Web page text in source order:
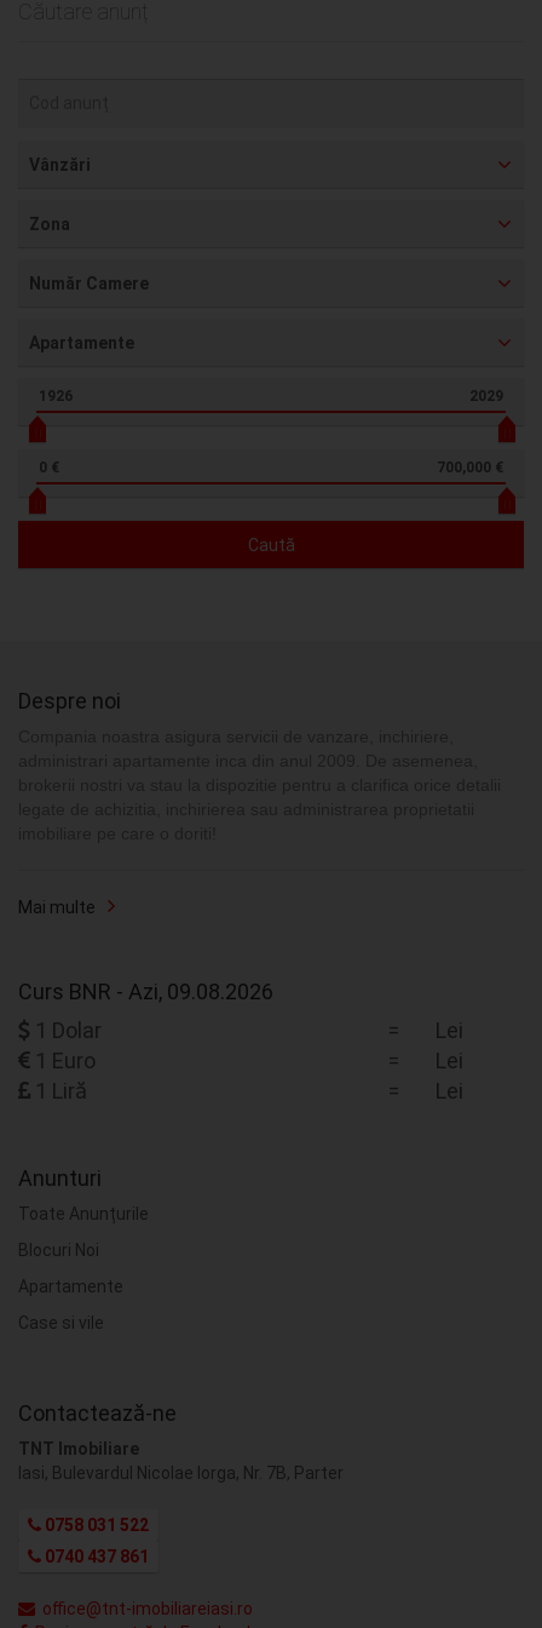
Căutare anunț
Vânzări
Zona
Număr Camere
Apartamente
1926 2029
0 € 700,000 €
Caută
Despre noi
Mai multe
Curs BNR - Azi, 09.08.2026
1 Dolar
Lei
=
1 Euro
Lei
=
1 Liră
Lei
=
Anunturi
Toate Anunțurile
Blocuri Noi
Apartamente
Case si vile
Contactează-ne
TNT Imobiliare
Iasi, Bulevardul Nicolae Iorga, Nr. 7B, Parter
0758 031 522
0740 437 861
office@tnt-imobiliareiasi.ro